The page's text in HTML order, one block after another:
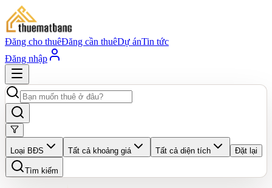
Đăng cho thuêĐăng cần thuêDự ánTin tức
Đăng nhập
Loại BĐS Tất cả khoảng giá Tất cả diện tích Đặt lại
Tìm kiếm